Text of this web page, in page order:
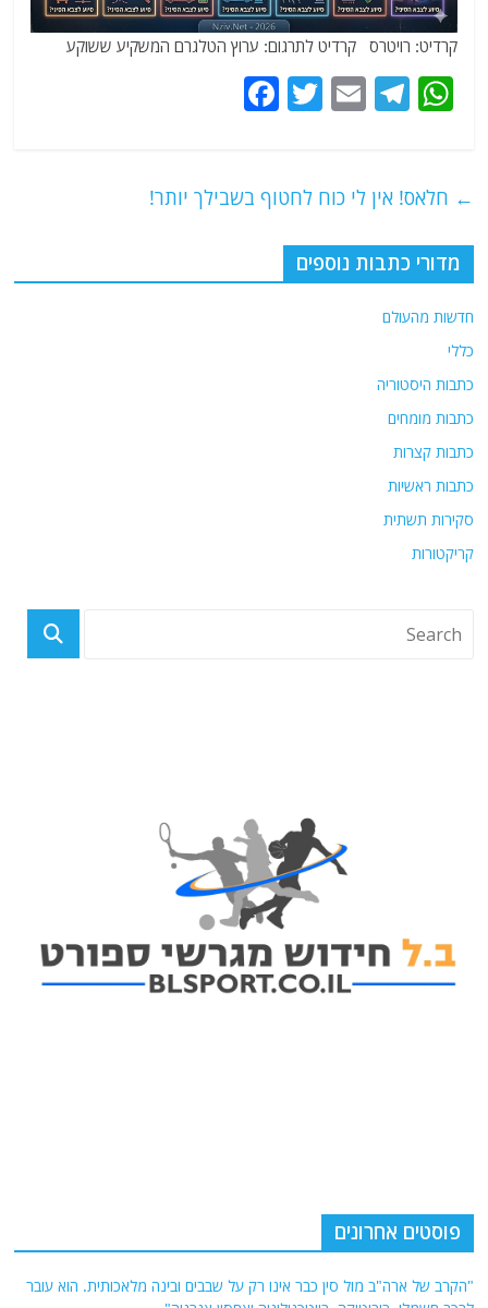
קרדיט: רויטרס קרדיט לתרגום: ערוץ הטלגרם המשקיע ששוקע
W
s
A
p
p
T
g
ra
m
E
l
T
er
e ← חלאס! אין לי כוח לחטוף בשבילך יותר!
מדורי כתבות נוספים
חדשות מהעולם
כללי
כתבות היסטוריה
כתבות מומחים
כתבות קצרות
כתבות ראשיות
סקירות תשתית
קריקטורות
פוסטים אחרונים
"הקרב של ארה"ב מול סין כבר אינו רק על שבבים ובינה מלאכותית. הוא עובר